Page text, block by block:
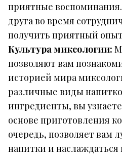
приятные
друга во время
получить приятный
Культура миксологии:
позволяют вам
историей мира
различные виды
ингредиенты, вы
основе приготовления
очередь, позволяет вам
напитки и наслаждаться